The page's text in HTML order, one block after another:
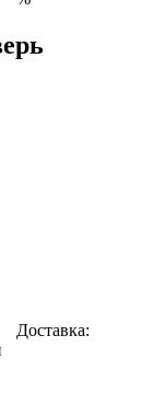
Доставка: